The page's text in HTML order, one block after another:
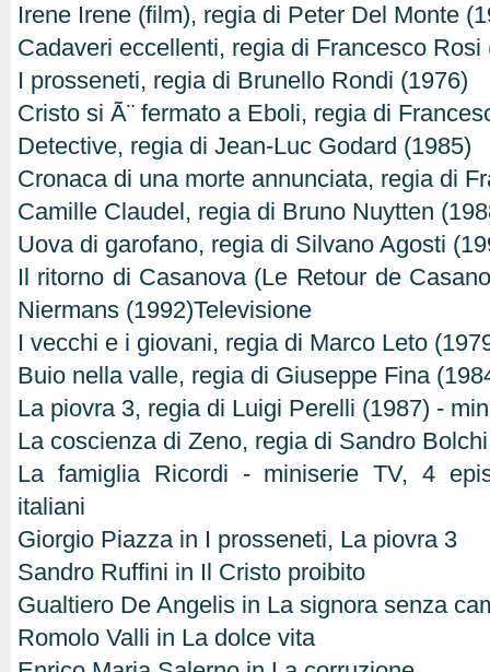
Irene Irene (film), regia di Peter Del Monte
Cadaveri eccellenti, regia di Francesco Rosi
I prosseneti, regia di Brunello Rondi (1976)
Cristo si Ã¨ fermato a Eboli, regia di
Detective, regia di Jean-Luc Godard (1985)
Cronaca di una morte annunciata, regia di
Camille Claudel, regia di Bruno Nuytten
Uova di garofano, regia di Silvano Agosti
Il ritorno di Casanova (Le Retour de
Niermans (1992)Televisione
I vecchi e i giovani, regia di Marco Leto
Buio nella valle, regia di Giuseppe Fina
La piovra 3, regia di Luigi Perelli (1987) -
La coscienza di Zeno, regia di Sandro
La famiglia Ricordi - miniserie TV, 4
italiani
Giorgio Piazza in I prosseneti, La piovra 3
Sandro Ruffini in Il Cristo proibito
Gualtiero De Angelis in La signora senza
Romolo Valli in La dolce vita